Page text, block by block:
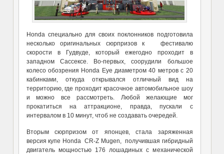
Honda специально для своих поклонников подготовила
несколько оригинальных сюрпризов к фестивалю
скорости в Гудвуде, который ежегодно проходит в
западном Сассексе. Во-первых, соорудили большое
колесо обозрения Honda Eye диаметром 40 метров с 20
кабинками, откуда открывался отличный вид на
территорию, где проходит красочное автомобильное шоу
и можно все рассмотреть. Любой желающие мог
прокатиться на аттракционе, правда, пускали с
интервалом в 10 минут, чтоб не создавать очередей.
Вторым сюрпризом от японцев, стала заряженная
версия купе Honda CR-Z Mugen, получившая гибридный
двигатель мощностью 176 лошадиных с механической